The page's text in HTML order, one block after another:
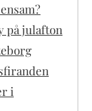
på julafton
i